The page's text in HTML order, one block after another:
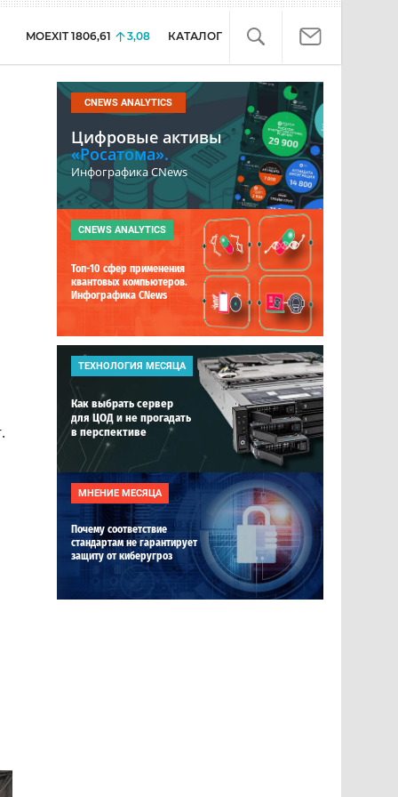
MOEXIT 1806,61 3,08 КАТАЛОГ
CNEWS ANALYTICS
Цифровые активы
«Росатома».
Инфографика CNews
CNEWS ANALYTICS
Топ-10 сфер применения
квантовых компьютеров.
Инфографика CNews
ТЕХНОЛОГИЯ МЕСЯЦА
Как выбрать сервер
для ЦОД и не прогадать
в перспективе
МНЕНИЕ МЕСЯЦА
Почему соответствие
стандартам не гарантирует
защиту от киберугроз